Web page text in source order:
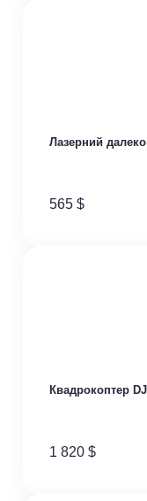
Лазерний
565 $
Квадрокоптер
1 820 $